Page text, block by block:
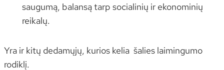
saugumą, balansą tarp socialinių ir ekonominių
reikalų.
Yra ir kitų dedamųjų, kurios kelia šalies laimingumo
rodiklį.